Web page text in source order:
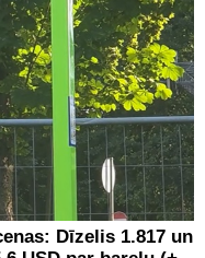
Dīzelis 1.817 un